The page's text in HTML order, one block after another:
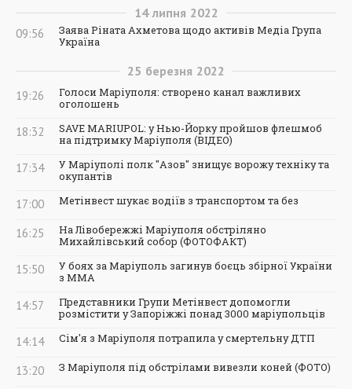
14 липня 2022
09:56
Заява Ріната Ахметова щодо активів Медіа Група
Україна
25 березня 2022
19:26
Голоси Маріуполя: створено канал важливих
оголошень
18:32
SAVE MARIUPOL: у Нью-Йорку пройшов флешмоб
на підтримку Маріуполя (ВІДЕО)
17:34
У Маріуполі полк "Азов" знищує ворожу техніку та
окупантів
17:00 Метінвест шукає водіїв з транспортом та без
16:25
На Лівобережжі Маріуполя обстріляно
Михайлівський собор (ФОТОФАКТ)
15:50
У боях за Маріуполь загинув боєць збірної України
з ММА
14:57
Представники Групи Метінвест допомогли
розмістити у Запоріжжі понад 3000 маріупольців
14:14 Сім'я з Маріуполя потрапила у смертельну ДТП
13:20 З Маріуполя під обстрілами вивезли коней (ФОТО)